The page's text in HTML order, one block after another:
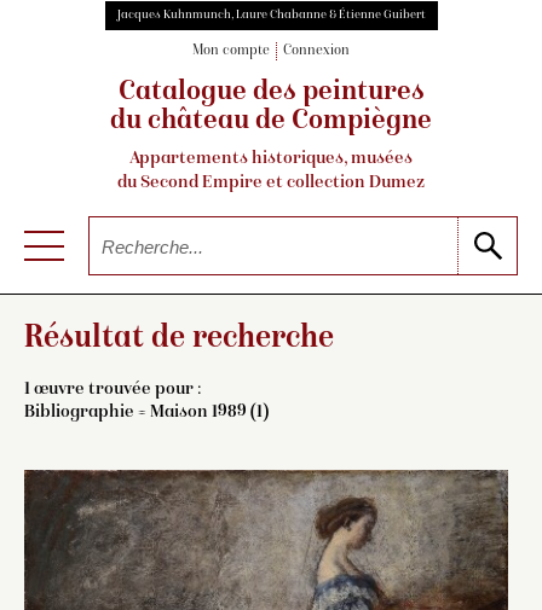
Jacques Kuhnmunch, Laure Chabanne & Étienne Guibert
Mon compte Connexion
Catalogue des peintures
du château de Compiègne
Appartements historiques, musées
du Second Empire et collection Dumez
Résultat de recherche
1 œuvre trouvée pour :
Bibliographie = Maison 1989 (1)